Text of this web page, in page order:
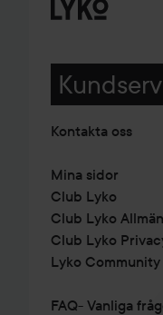
Kontakta oss
Mina sidor
Club Lyko
Club Lyko
Club Lyko
Lyko
FAQ- Vanliga